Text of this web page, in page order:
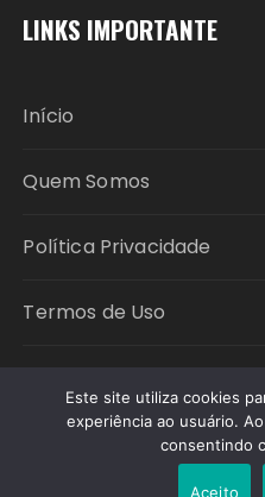
LINKS IMPORTANTE
Início
Quem Somos
Política Privacidade
Termos de Uso
Este site utiliza cookies
experiência ao usuário.
consentindo
Aceito